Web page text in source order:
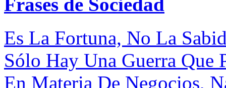
Frases de Sociedad
Es La Fortuna, No La
Sólo Hay Una Guerra Que
En Materia De Negocios,